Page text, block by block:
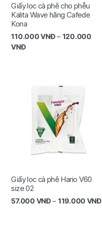
Giấy lọc cà phê cho phễu
Kalita Wave hãng Cafede
Kona
110.000VNĐ– 120.000
VNĐ
Giấy lọc cà phê Hario V60
size 02
57.000 VNĐ– 119.000 VNĐ